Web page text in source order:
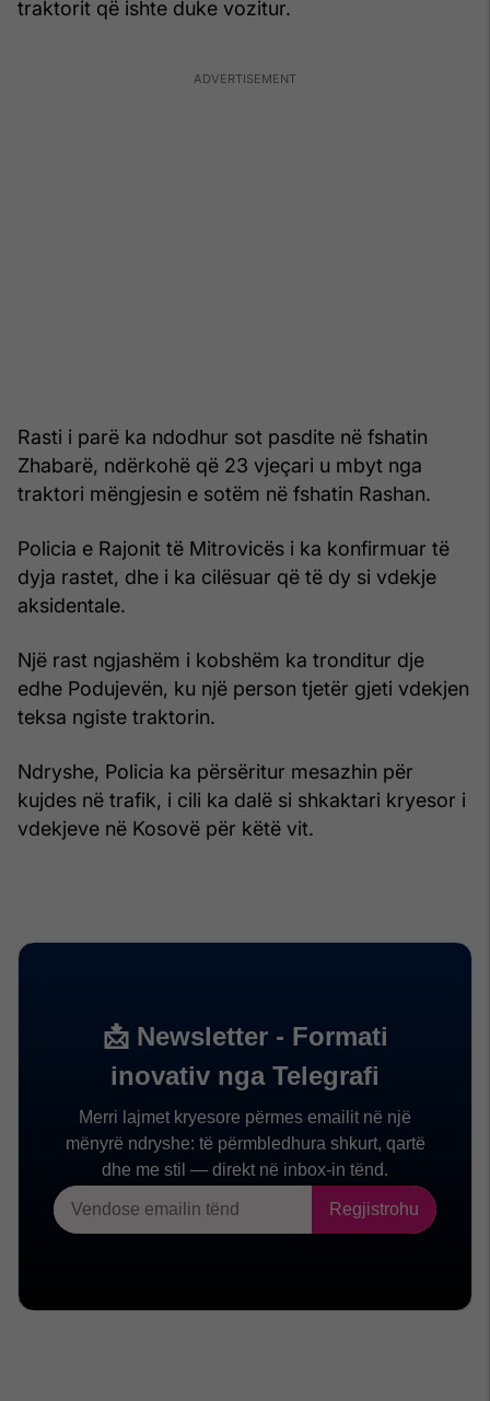
traktorit që ishte duke vozitur.
Rasti i parë ka ndodhur sot pasdite në fshatin
Zhabarë, ndërkohë që 23 vjeçari u mbyt nga
traktori mëngjesin e sotëm në fshatin Rashan.
Policia e Rajonit të Mitrovicës i ka konfirmuar të
dyja rastet, dhe i ka cilësuar që të dy si vdekje
aksidentale.
Një rast ngjashëm i kobshëm ka tronditur dje
edhe Podujevën, ku një person tjetër gjeti vdekjen
teksa ngiste traktorin.
Ndryshe, Policia ka përsëritur mesazhin për
kujdes në trafik, i cili ka dalë si shkaktari kryesor i
vdekjeve në Kosovë për këtë vit.